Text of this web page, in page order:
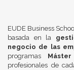
EUDE Business
basada en la
negocio de las
programas
profesionales de